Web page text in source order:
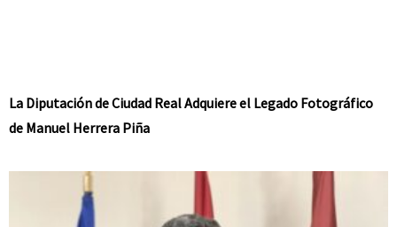
La Diputación de Ciudad Real Adquiere el Legado Fotográfico
de Manuel Herrera Piña